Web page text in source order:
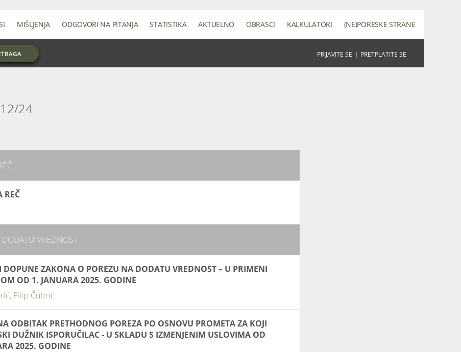
PRIJAVITE SE | PRETPLATITE SE
MIŠLJENJA ODGOVORI NA PITANJA STATISTIKA AKTUELNO OBRASCI KALKULATORI (NE)PORESKE STRANE
12/24
REČ
DODATU VREDNOST
DOPUNE ZAKONA O POREZU NA DODATU VREDNOST – U PRIMENI
OD 1. JANUARA 2025. GODINE
Filip Čubrić
ODBITAK PRETHODNOG POREZA PO OSNOVU PROMETA ZA KOJI
DUŽNIK ISPORUČILAC - U SKLADU S IZMENJENIM USLOVIMA OD
2025. GODINE